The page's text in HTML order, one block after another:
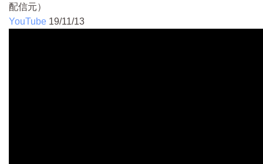
配信元）
YouTube 19/11/13